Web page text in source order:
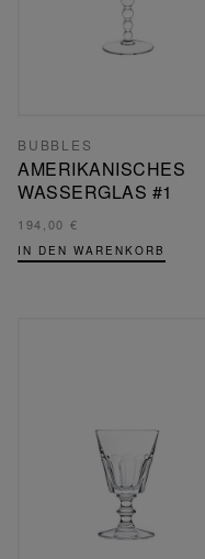
BUBBLES
AMERIKANISCHES
WASSERGLAS #1
194,00 €
IN DEN WARENKORB